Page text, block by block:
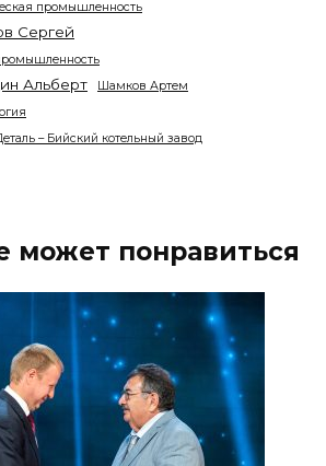
промышленность
Сергей
Альберт
Шамков Артем
– Бийский котельный завод
может понравиться